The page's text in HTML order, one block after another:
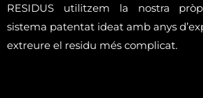
RESIDUS utilitzem la nostra
sistema patentat ideat amb anys
extreure el residu més complicat.